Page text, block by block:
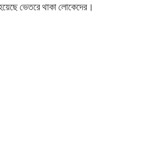
ভেতরে থাকা লোকেদের।